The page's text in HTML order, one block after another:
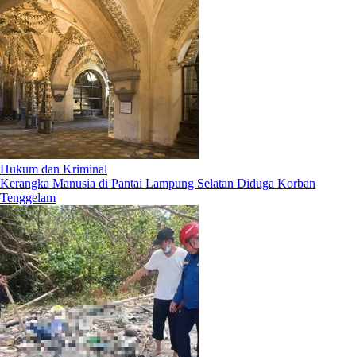
Hukum dan Kriminal
Kerangka Manusia di Pantai Lampung Selatan Diduga Korban
Tenggelam